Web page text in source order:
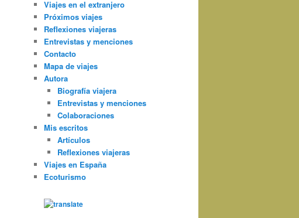
Viajes en el extranjero
Próximos viajes
Reflexiones viajeras
Entrevistas y menciones
Contacto
Mapa de viajes
Autora
Biografía viajera
Entrevistas y menciones
Colaboraciones
Mis escritos
Artículos
Reflexiones viajeras
Viajes en España
Ecoturismo